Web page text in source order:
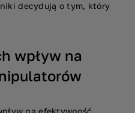
decydują o tym, który
wpływ na
na efektywność